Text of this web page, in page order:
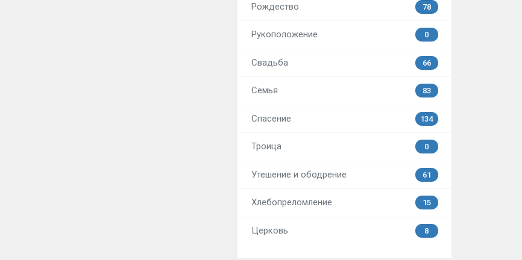
Рождество 78
Рукоположение 0
Свадьба 66
Семья 83
Спасение 134
Троица 0
Утешение и ободрение 61
Хлебопреломление 15
Церковь 8